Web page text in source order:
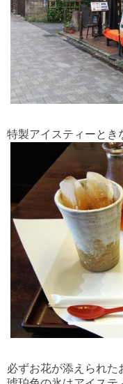
特製アイスティーとき
必ずお花が添えられた